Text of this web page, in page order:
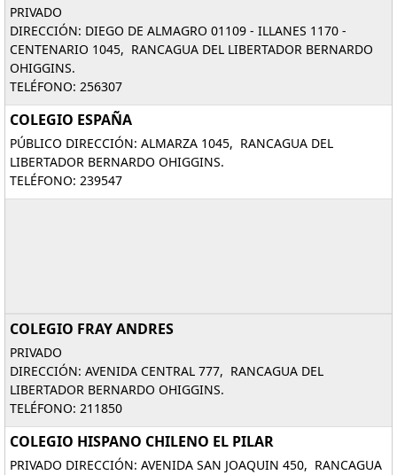
PRIVADO
DIRECCIÓN: DIEGO DE ALMAGRO 01109 - ILLANES 1170 -
CENTENARIO 1045, RANCAGUA DEL LIBERTADOR BERNARDO
OHIGGINS.
TELÉFONO: 256307
COLEGIO ESPAÑA
PÚBLICO DIRECCIÓN: ALMARZA 1045, RANCAGUA DEL
LIBERTADOR BERNARDO OHIGGINS.
TELÉFONO: 239547
COLEGIO FRAY ANDRES
PRIVADO
DIRECCIÓN: AVENIDA CENTRAL 777, RANCAGUA DEL
LIBERTADOR BERNARDO OHIGGINS.
TELÉFONO: 211850
COLEGIO HISPANO CHILENO EL PILAR
PRIVADO DIRECCIÓN: AVENIDA SAN JOAQUIN 450, RANCAGUA